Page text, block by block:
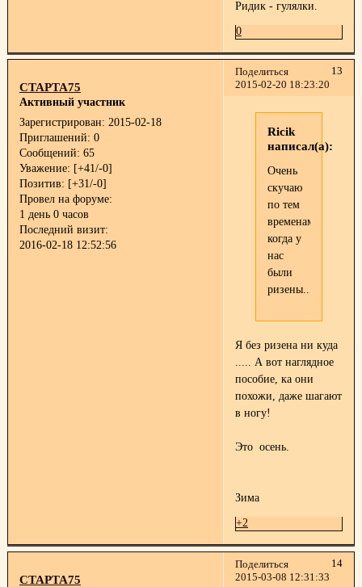
Ридик - гулялки.
0
Поделиться
13
2015-02-20 18:23:20
СТАРТА75
Активный участник
Зарегистрирован: 2015-02-18
Приглашений: 0
Сообщений: 65
Уважение: [+41/-0]
Позитив: [+31/-0]
Провел на форуме:
1 день 0 часов
Последний визит:
2016-02-18 12:52:56
Ricik
написал(а):
Очень
скучаю
по тем
временам,
когда у
нас
были
ризены..
Я без ризена ни куда
..... А вот наглядное
пособие, ка они
похожи, даже шагают
в ногу!
Это осень.
Зима
+2
Поделиться
14
2015-03-08 12:31:33
СТАРТА75